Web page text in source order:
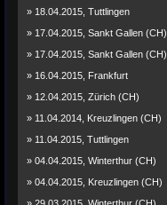
» 18.04.2015, Tuttlingen
» 17.04.2015, Sankt Gallen (CH)
» 17.04.2015, Sankt Gallen (CH)
» 16.04.2015, Frankfurt
» 12.04.2015, Zürich (CH)
» 11.04.2014, Kreuzlingen (CH)
» 11.04.2015, Tuttlingen
» 04.04.2015, Winterthur (CH)
» 04.04.2015, Kreuzlingen (CH)